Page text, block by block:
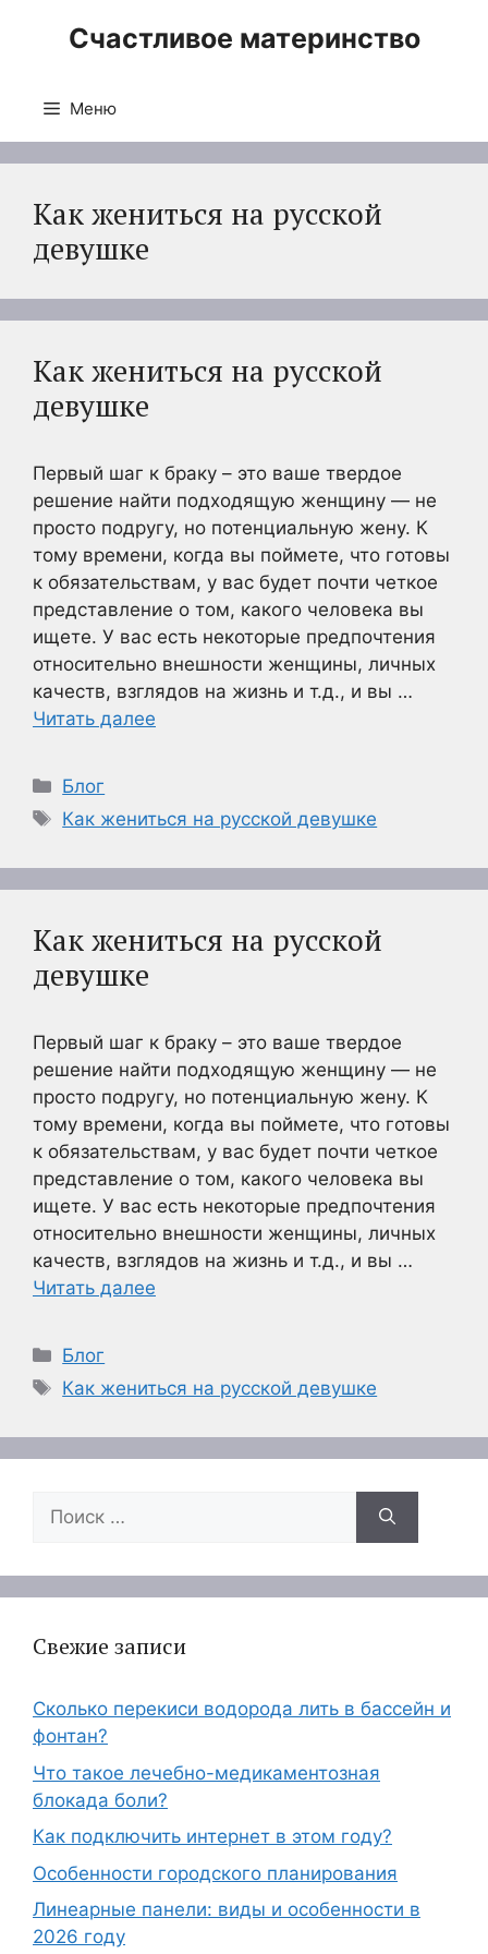
Счастливое материнство
Меню
Как жениться на русской
девушке
Как жениться на русской
девушке
Первый шаг к браку – это ваше твердое
решение найти подходящую женщину — не
просто подругу, но потенциальную жену. К
тому времени, когда вы поймете, что готовы
к обязательствам, у вас будет почти четкое
представление о том, какого человека вы
ищете. У вас есть некоторые предпочтения
относительно внешности женщины, личных
качеств, взглядов на жизнь и т.д., и вы …
Читать далее
Рубрики
Блог
Метки
Как жениться на русской девушке
Как жениться на русской
девушке
Первый шаг к браку – это ваше твердое
решение найти подходящую женщину — не
просто подругу, но потенциальную жену. К
тому времени, когда вы поймете, что готовы
к обязательствам, у вас будет почти четкое
представление о том, какого человека вы
ищете. У вас есть некоторые предпочтения
относительно внешности женщины, личных
качеств, взглядов на жизнь и т.д., и вы …
Читать далее
Рубрики
Блог
Метки
Как жениться на русской девушке
Поиск:
Свежие записи
Сколько перекиси водорода лить в бассейн и
фонтан?
Что такое лечебно-медикаментозная
блокада боли?
Как подключить интернет в этом году?
Особенности городского планирования
Линеарные панели: виды и особенности в
2026 году